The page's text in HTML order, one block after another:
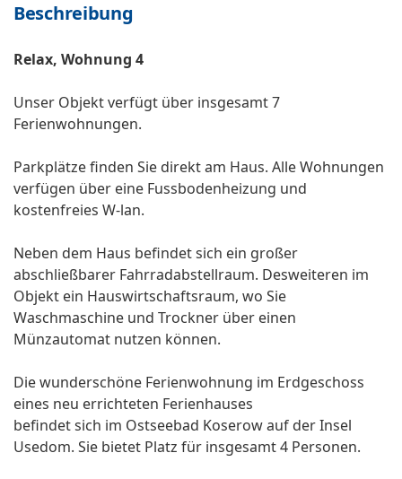
Beschreibung
Relax, Wohnung 4
Unser Objekt verfügt über insgesamt 7
Ferienwohnungen.
Parkplätze finden Sie direkt am Haus. Alle Wohnungen
verfügen über eine Fussbodenheizung und
kostenfreies W-lan.
Neben dem Haus befindet sich ein großer
abschließbarer Fahrradabstellraum. Desweiteren im
Objekt ein Hauswirtschaftsraum, wo Sie
Waschmaschine und Trockner über einen
Münzautomat nutzen können.
Die wunderschöne Ferienwohnung im Erdgeschoss
eines neu errichteten Ferienhauses
befindet sich im Ostseebad Koserow auf der Insel
Usedom. Sie bietet Platz für insgesamt 4 Personen.